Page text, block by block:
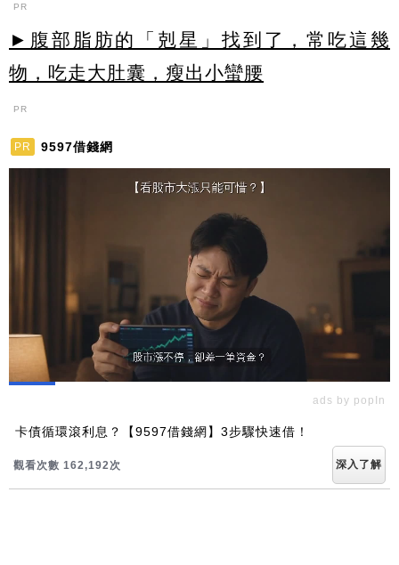
PR
►腹部脂肪的「剋星」找到了，常吃這幾
物，吃走大肚囊，瘦出小蠻腰
PR
PR 9597借錢網
ads by popIn
卡債循環滾利息？【9597借錢網】3步驟快速借！
觀看次數 162,197次 深入了解